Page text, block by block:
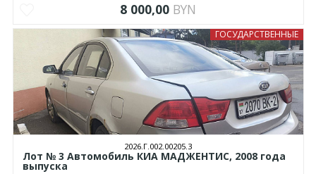
8 000,00 BYN
ГОСУДАРСТВЕННЫЕ
2026.Г.002.00205.3
Лот № 3 Автомобиль КИА МАДЖЕНТИС, 2008 года
выпуска